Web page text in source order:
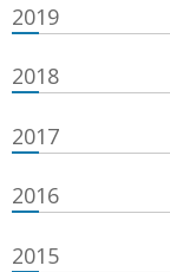
2019
2018
2017
2016
2015